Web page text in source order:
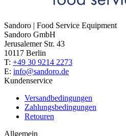
Sandoro | Food Service Equipment
Sandoro GmbH
Jerusalemer Str. 43
10117 Berlin
T: +49 30 9214 2273
E: info@sandoro.de
Kundenservice
Versandbedingungen
Zahlungsbedingungen
Retouren
Allgemein